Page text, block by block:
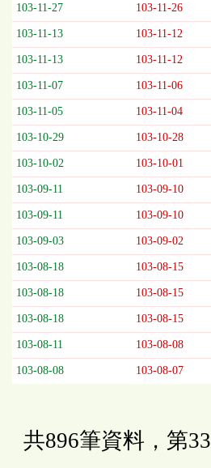
依
序
開
標
期、
截
標
日
期、
公
告
事
項
103-11-27 103-11-26
103-11-13 103-11-12
103-11-13 103-11-12
103-11-07 103-11-06
103-11-05 103-11-04
103-10-29 103-10-28
103-10-02 103-10-01
103-09-11 103-09-10
103-09-11 103-09-10
103-09-03 103-09-02
103-08-18 103-08-15
103-08-18 103-08-15
103-08-18 103-08-15
103-08-11 103-08-08
103-08-08 103-08-07
共896筆資料，第33